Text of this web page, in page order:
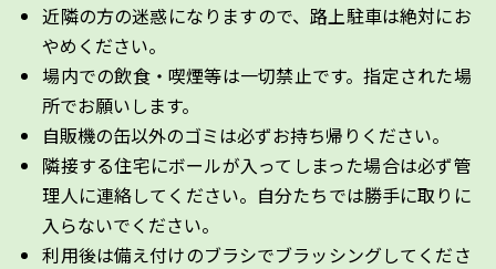
近隣の方の迷惑になりますので、路上駐車は絶対にお
やめください。
場内での飲食・喫煙等は一切禁止です。指定された場
所でお願いします。
自販機の缶以外のゴミは必ずお持ち帰りください。
隣接する住宅にボールが入ってしまった場合は必ず管
理人に連絡してください。自分たちでは勝手に取りに
入らないでください。
利用後は備え付けのブラシでブラッシングしてくださ